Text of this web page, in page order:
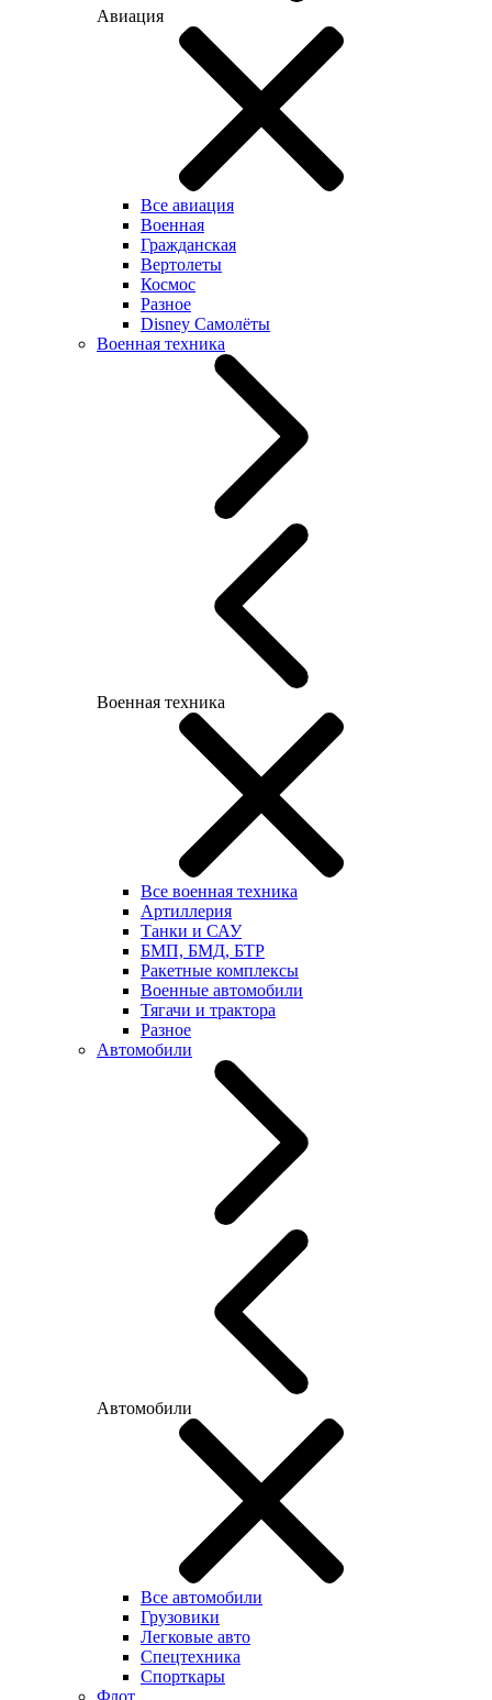
Авиация
Все авиация
Военная
Гражданская
Вертолеты
Космос
Разное
Disney Самолёты
Военная техника
Военная техника
Все военная техника
Артиллерия
Танки и САУ
БМП, БМД, БТР
Ракетные комплексы
Военные автомобили
Тягачи и трактора
Разное
Автомобили
Автомобили
Все автомобили
Грузовики
Легковые авто
Спецтехника
Спорткары
Флот